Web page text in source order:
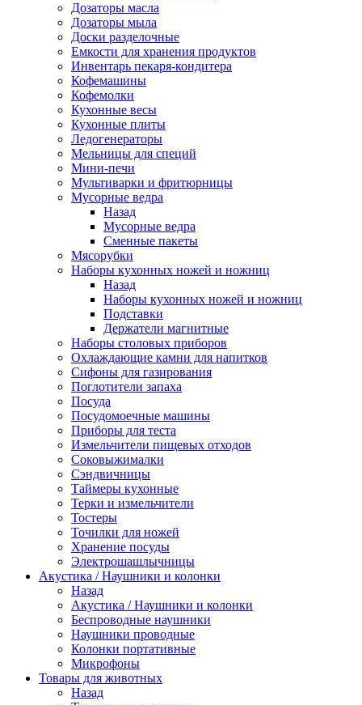
Дозаторы масла
Дозаторы мыла
Доски разделочные
Емкости для хранения продуктов
Инвентарь пекаря-кондитера
Кофемашины
Кофемолки
Кухонные весы
Кухонные плиты
Ледогенераторы
Мельницы для специй
Мини-печи
Мультиварки и фритюрницы
Мусорные ведра
Назад
Мусорные ведра
Сменные пакеты
Мясорубки
Наборы кухонных ножей и ножниц
Назад
Наборы кухонных ножей и ножниц
Подставки
Держатели магнитные
Наборы столовых приборов
Охлаждающие камни для напитков
Сифоны для газирования
Поглотители запаха
Посуда
Посудомоечные машины
Приборы для теста
Измельчители пищевых отходов
Cоковыжималки
Сэндвичницы
Таймеры кухонные
Терки и измельчители
Тостеры
Точилки для ножей
Хранение посуды
Электрошашлычницы
Акустика / Наушники и колонки
Назад
Акустика / Наушники и колонки
Беспроводные наушники
Наушники проводные
Колонки портативные
Микрофоны
Товары для животных
Назад